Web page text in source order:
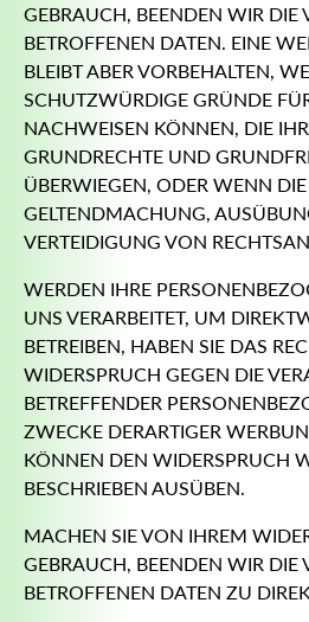
GEBRAUCH, BEENDEN WIR DIE
BETROFFENEN DATEN. EINE
BLEIBT ABER VORBEHALTEN,
SCHUTZWÜRDIGE GRÜNDE
NACHWEISEN KÖNNEN, DIE
GRUNDRECHTE UND
ÜBERWIEGEN, ODER WENN
GELTENDMACHUNG,
VERTEIDIGUNG VON
WERDEN IHRE
UNS VERARBEITET, UM
BETREIBEN, HABEN SIE DAS
WIDERSPRUCH GEGEN DIE
BETREFFENDER
ZWECKE DERARTIGER
KÖNNEN DEN WIDERSPRUCH
BESCHRIEBEN AUSÜBEN.
MACHEN SIE VON IHREM
GEBRAUCH, BEENDEN WIR DIE
BETROFFENEN DATEN ZU